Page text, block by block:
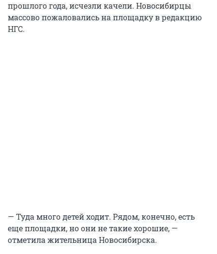
прошлого года, исчезли качели. Новосибирцы
массово пожаловались на площадку в редакцию
НГС.
— Туда много детей ходит. Рядом, конечно, есть
еще площадки, но они не такие хорошие, —
отметила жительница Новосибирска.